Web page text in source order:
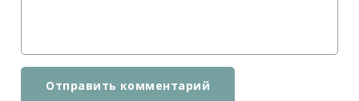
Отправить комментарий